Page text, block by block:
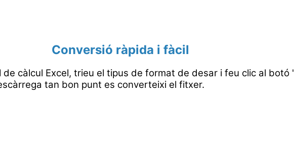
Conversió ràpida i fàcil
càlcul Excel, trieu el tipus de format de desar i feu clic al botó
tan bon punt es converteixi el fitxer.